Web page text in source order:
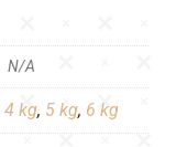
N/A
4 kg, 5 kg, 6 kg